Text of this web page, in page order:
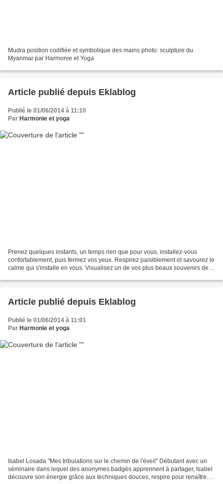
Mudra position codifiée et symbolique des mains photo: sculpture du
Myanmar par Harmonie et Yoga
Article publié depuis Eklablog
Publié le 01/06/2014 à 11:10
Par Harmonie et yoga
Prenez quelques instants, un temps rien que pour vous, installez-vous
confortablement, puis fermez vos yeux. Respirez paisiblement et savourez le
calme qui s'installe en vous. Visualisez un de vos plus beaux souvenirs de
Article publié depuis Eklablog
Publié le 01/06/2014 à 11:01
Par Harmonie et yoga
Isabel Losada "Mes tribulations sur le chemin de l'éveil" Débutant avec un
séminaire dans lequel des anonymes badgés apprennent à partager, Isabel
découvre son énergie grâce aux techniques douces, respire pour renaître...